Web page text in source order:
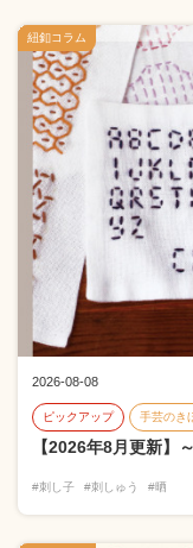
2026-08-08
ピックアップ 手芸のき
【2026年8月更新】
#刺し子 #刺しゅう #晒
紐釦コラム